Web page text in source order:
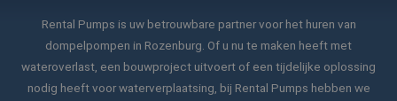
Rental Pumps is uw betrouwbare partner voor het huren van
dompelpompen in Rozenburg. Of u nu te maken heeft met
wateroverlast, een bouwproject uitvoert of een tijdelijke oplossing
nodig heeft voor waterverplaatsing, bij Rental Pumps hebben we